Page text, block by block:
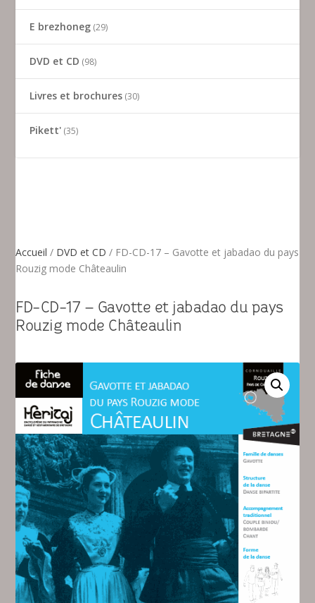
E brezhoneg 29
DVD et CD 98
Livres et brochures 30
Pikett' 35
Accueil / DVD et CD / FD-CD-17 – Gavotte et jabadao du pays
Rouzig mode Châteaulin
FD-CD-17 – Gavotte et jabadao du pays
Rouzig mode Châteaulin